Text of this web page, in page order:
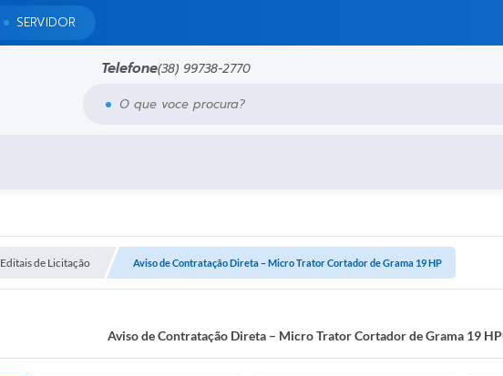
O que voce procura?
SERVIDOR
Telefone(38) 99738-2770
Editais de Licitação Aviso de Contratação Direta – Micro Trator Cortador de Grama 19 HP
Aviso de Contratação Direta – Micro Trator Cortador de Grama 19 HP